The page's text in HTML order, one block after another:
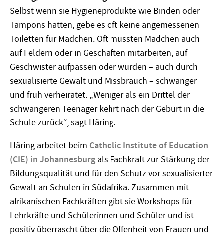
Selbst wenn sie Hygieneprodukte wie Binden oder
Tampons hätten, gebe es oft keine angemessenen
Toiletten für Mädchen. Oft müssten Mädchen auch
auf Feldern oder in Geschäften mitarbeiten, auf
Geschwister aufpassen oder würden – auch durch
sexualisierte Gewalt und Missbrauch – schwanger
und früh verheiratet. „Weniger als ein Drittel der
schwangeren Teenager kehrt nach der Geburt in die
Schule zurück“, sagt Häring.
Häring arbeitet beim Catholic Institute of Education
(CIE) in Johannesburg als Fachkraft zur Stärkung der
Bildungsqualität und für den Schutz vor sexualisierter
Gewalt an Schulen in Südafrika. Zusammen mit
afrikanischen Fachkräften gibt sie Workshops für
Lehrkräfte und Schülerinnen und Schüler und ist
positiv überrascht über die Offenheit von Frauen und